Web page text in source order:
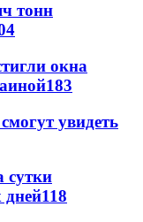
тонн
окна
183
увидеть
сутки
дней118